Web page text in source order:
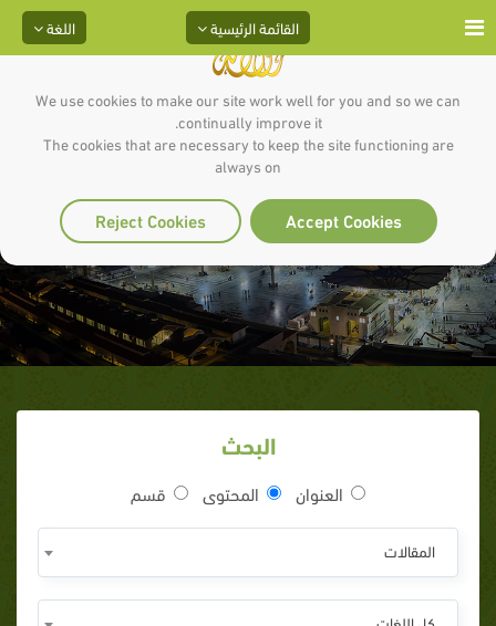
We use cookies to make our site work well for you and so we can
continually improve it.
The cookies that are necessary to keep the site functioning are
always on
Accept Cookies
Reject Cookies
اللغة القائمة الرئيسية
الزهد
البحث
العنوان المحتوى قسم
المقالات